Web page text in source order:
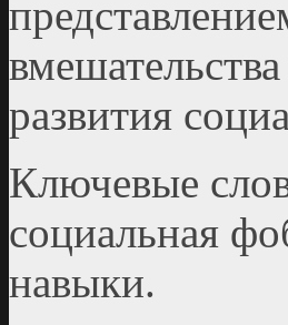
развития
Ключевые
социальная
навыки.